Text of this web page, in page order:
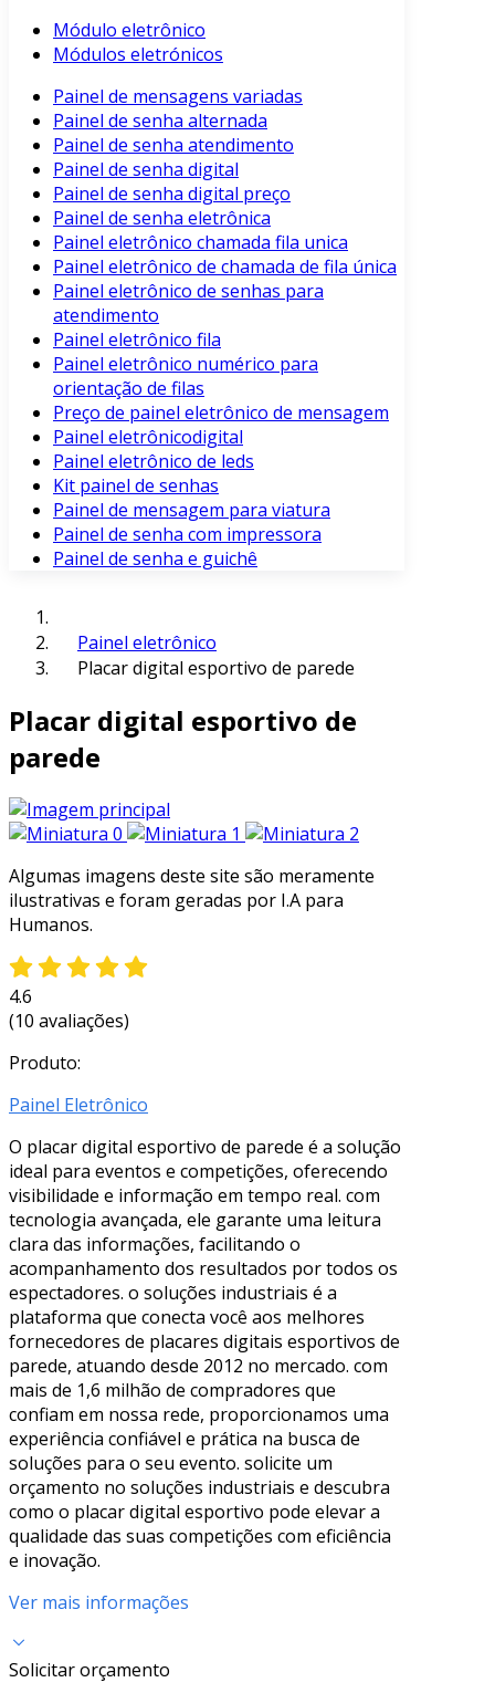
Módulo eletrônico
Módulos eletrónicos
Painel de mensagens variadas
Painel de senha alternada
Painel de senha atendimento
Painel de senha digital
Painel de senha digital preço
Painel de senha eletrônica
Painel eletrônico chamada fila unica
Painel eletrônico de chamada de fila única
Painel eletrônico de senhas para
atendimento
Painel eletrônico fila
Painel eletrônico numérico para
orientação de filas
Preço de painel eletrônico de mensagem
Painel eletrônicodigital
Painel eletrônico de leds
Kit painel de senhas
Painel de mensagem para viatura
Painel de senha com impressora
Painel de senha e guichê
Painel eletrônico
Placar digital esportivo de parede
Placar digital esportivo de
parede
Algumas imagens deste site são meramente
ilustrativas e foram geradas por I.A para
Humanos.
4.6
(10 avaliações)
Produto:
Painel Eletrônico
O placar digital esportivo de parede é a solução
ideal para eventos e competições, oferecendo
visibilidade e informação em tempo real. com
tecnologia avançada, ele garante uma leitura
clara das informações, facilitando o
acompanhamento dos resultados por todos os
espectadores. o soluções industriais é a
plataforma que conecta você aos melhores
fornecedores de placares digitais esportivos de
parede, atuando desde 2012 no mercado. com
mais de 1,6 milhão de compradores que
confiam em nossa rede, proporcionamos uma
experiência confiável e prática na busca de
soluções para o seu evento. solicite um
orçamento no soluções industriais e descubra
como o placar digital esportivo pode elevar a
qualidade das suas competições com eficiência
e inovação.
Ver mais informações
Solicitar orçamento